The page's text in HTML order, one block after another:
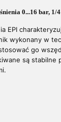
0...16 bar, 1/
EPI
wykonany w
go
są stabilne